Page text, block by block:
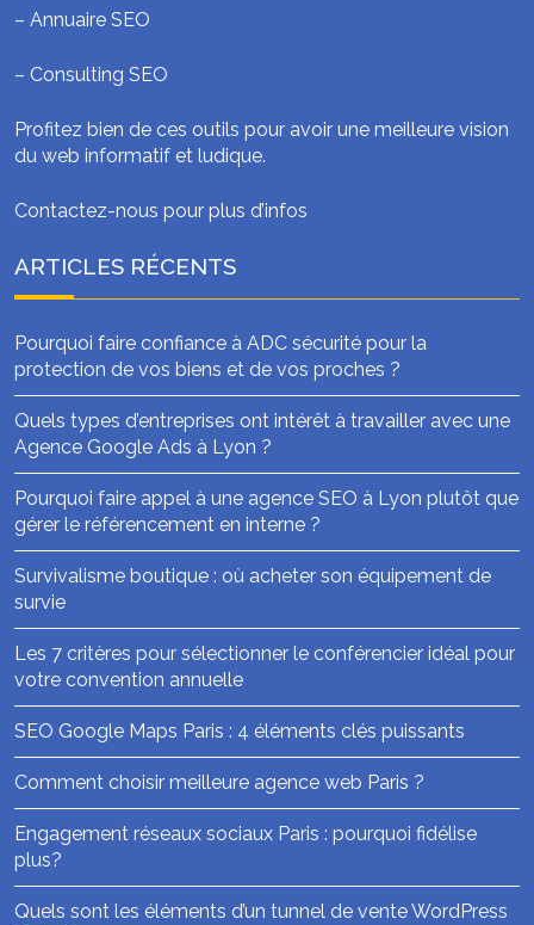
– Annuaire SEO
– Consulting SEO
Profitez bien de ces outils pour avoir une meilleure vision
du web informatif et ludique.
Contactez-nous pour plus d’infos
ARTICLES RÉCENTS
Pourquoi faire confiance à ADC sécurité pour la
protection de vos biens et de vos proches ?
Quels types d’entreprises ont intérêt à travailler avec une
Agence Google Ads à Lyon ?
Pourquoi faire appel à une agence SEO à Lyon plutôt que
gérer le référencement en interne ?
Survivalisme boutique : où acheter son équipement de
survie
Les 7 critères pour sélectionner le conférencier idéal pour
votre convention annuelle
SEO Google Maps Paris : 4 éléments clés puissants
Comment choisir meilleure agence web Paris ?
Engagement réseaux sociaux Paris : pourquoi fidélise
plus?
Quels sont les éléments d’un tunnel de vente WordPress